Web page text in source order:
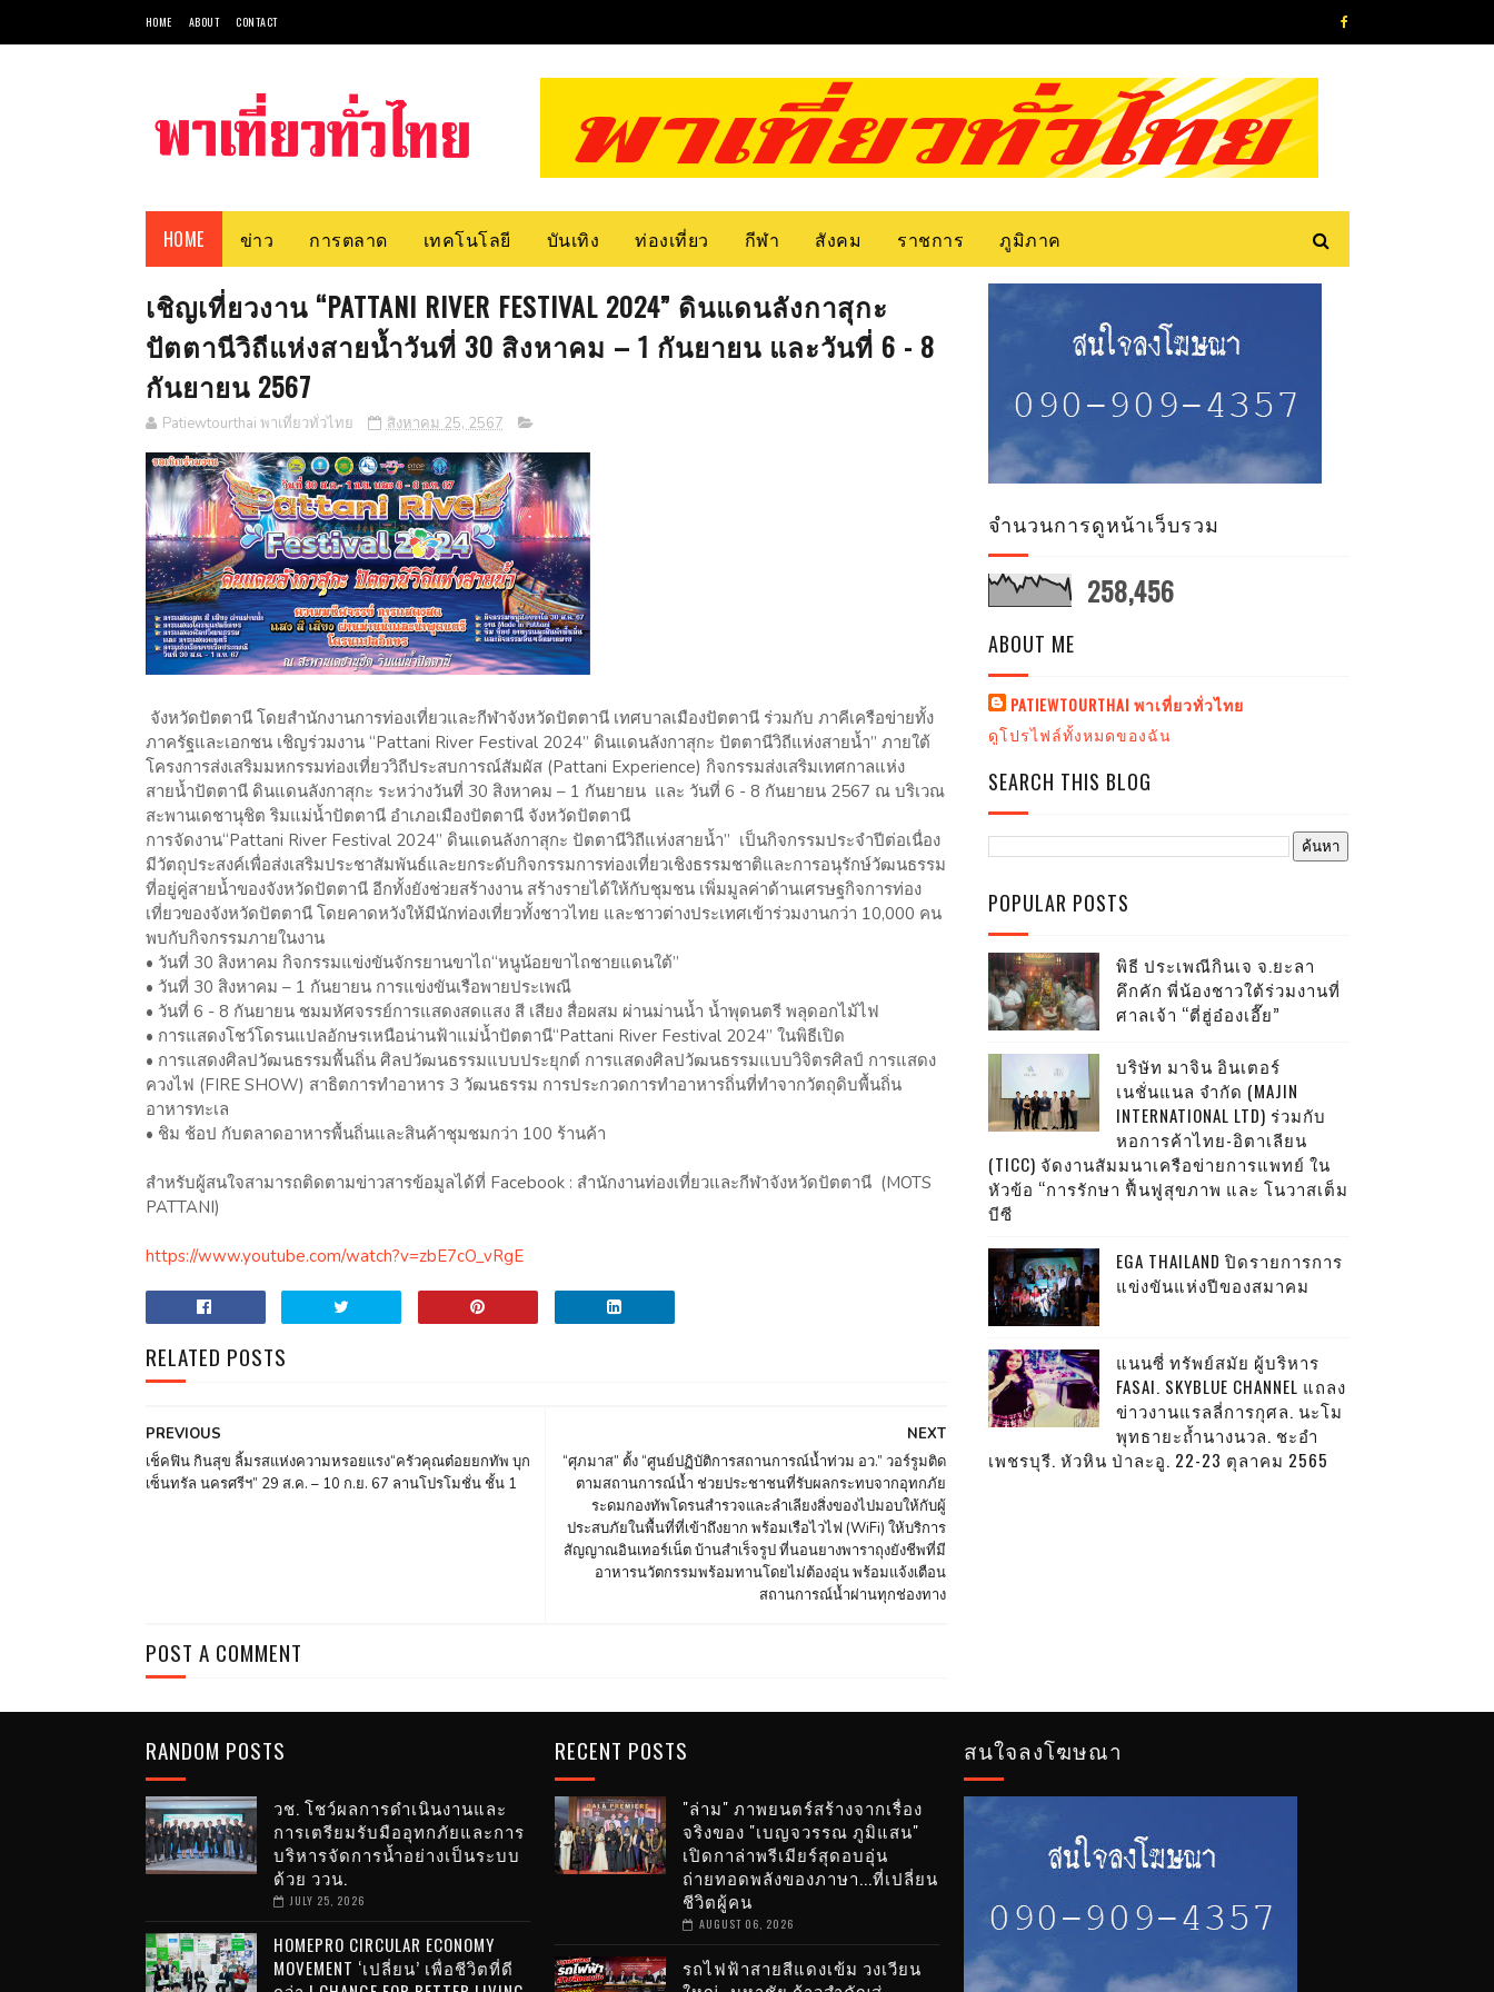
HOME ABOUT CONTACT
HOME ข่าว การตลาด เทคโนโลยี บันเทิง ท่องเที่ยว กีฬา สังคม ราชการ ภูมิภาค
เชิญเที่ยวงาน “PATTANI RIVER FESTIVAL 2024” ดินแดนลังกาสุกะ
ปัตตานีวิถีแห่งสายน้ำวันที่ 30 สิงหาคม – 1 กันยายน และวันที่ 6 - 8
กันยายน 2567
Patiewtourthai พาเที่ยวทั่วไทย สิงหาคม 25, 2567
จังหวัดปัตตานี โดยสำนักงานการท่องเที่ยวและกีฬาจังหวัดปัตตานี เทศบาลเมืองปัตตานี ร่วมกับ ภาคีเครือข่ายทั้ง
ภาครัฐและเอกชน เชิญร่วมงาน “Pattani River Festival 2024” ดินแดนลังกาสุกะ ปัตตานีวิถีแห่งสายน้ำ” ภายใต้
โครงการส่งเสริมมหกรรมท่องเที่ยววิถีประสบการณ์สัมผัส (Pattani Experience) กิจกรรมส่งเสริมเทศกาลแห่ง
สายน้ำปัตตานี ดินแดนลังกาสุกะ ระหว่างวันที่ 30 สิงหาคม – 1 กันยายน และ วันที่ 6 - 8 กันยายน 2567 ณ บริเวณ
สะพานเดชานุชิต ริมแม่น้ำปัตตานี อำเภอเมืองปัตตานี จังหวัดปัตตานี
การจัดงาน“Pattani River Festival 2024” ดินแดนลังกาสุกะ ปัตตานีวิถีแห่งสายน้ำ” เป็นกิจกรรมประจำปีต่อเนื่อง
มีวัตถุประสงค์เพื่อส่งเสริมประชาสัมพันธ์และยกระดับกิจกรรมการท่องเที่ยวเชิงธรรมชาติและการอนุรักษ์วัฒนธรรม
ที่อยู่คู่สายน้ำของจังหวัดปัตตานี อีกทั้งยังช่วยสร้างงาน สร้างรายได้ให้กับชุมชน เพิ่มมูลค่าด้านเศรษฐกิจการท่อง
เที่ยวของจังหวัดปัตตานี โดยคาดหวังให้มีนักท่องเที่ยวทั้งชาวไทย และชาวต่างประเทศเข้าร่วมงานกว่า 10,000 คน
พบกับกิจกรรมภายในงาน
• วันที่ 30 สิงหาคม กิจกรรมแข่งขันจักรยานขาไถ“หนูน้อยขาไถชายแดนใต้”
• วันที่ 30 สิงหาคม – 1 กันยายน การแข่งขันเรือพายประเพณี
• วันที่ 6 - 8 กันยายน ชมมหัศจรรย์การแสดงสดแสง สี เสียง สื่อผสม ผ่านม่านน้ำ น้ำพุดนตรี พลุดอกไม้ไฟ
• การแสดงโชว์โดรนแปลอักษรเหนือน่านฟ้าแม่น้ำปัตตานี“Pattani River Festival 2024” ในพิธีเปิด
• การแสดงศิลปวัฒนธรรมพื้นถิ่น ศิลปวัฒนธรรมแบบประยุกต์ การแสดงศิลปวัฒนธรรมแบบวิจิตรศิลป์ การแสดง
ควงไฟ (FIRE SHOW) สาธิตการทำอาหาร 3 วัฒนธรรม การประกวดการทำอาหารถิ่นที่ทำจากวัตถุดิบพื้นถิ่น
อาหารทะเล
• ชิม ช้อป กับตลาดอาหารพื้นถิ่นและสินค้าชุมชมกว่า 100 ร้านค้า
สำหรับผู้สนใจสามารถติดตามข่าวสารข้อมูลได้ที่ Facebook : สำนักงานท่องเที่ยวและกีฬาจังหวัดปัตตานี (MOTS
PATTANI)
https://www.youtube.com/watch?v=zbE7cO_vRgE
RELATED POSTS
NEXT
“ศุภมาส” ตั้ง “ศูนย์ปฏิบัติการสถานการณ์น้ำท่วม อว.” วอร์รูมติด
ตามสถานการณ์น้ำ ช่วยประชาชนที่รับผลกระทบจากอุทกภัย
ระดมกองทัพโดรนสำรวจและลำเลียงสิ่งของไปมอบให้กับผู้
ประสบภัยในพื้นที่ที่เข้าถึงยาก พร้อมเรือไวไฟ (WiFi) ให้บริการ
สัญญาณอินเทอร์เน็ต บ้านสำเร็จรูป ที่นอนยางพาราถุงยังชีพที่มี
อาหารนวัตกรรมพร้อมทานโดยไม่ต้องอุ่น พร้อมแจ้งเตือน
สถานการณ์น้ำผ่านทุกช่องทาง
PREVIOUS
เช็คฟิน กินสุข ลิ้มรสแห่งความหรอยแรง“ครัวคุณต๋อยยกทัพ บุก
เซ็นทรัล นครศรีฯ” 29 ส.ค. – 10 ก.ย. 67 ลานโปรโมชั่น ชั้น 1
POST A COMMENT
จำนวนการดูหน้าเว็บรวม
258,456
ABOUT ME
PATIEWTOURTHAI พาเที่ยวทั่วไทย
ดูโปรไฟล์ทั้งหมดของฉัน
SEARCH THIS BLOG
POPULAR POSTS
พิธี ประเพณีกินเจ จ.ยะลา
คึกคัก พี่น้องชาวใต้ร่วมงานที่
ศาลเจ้า “ตี่ฮู่อ๋องเอี๊ย”
บริษัท มาจิน อินเตอร์
เนชั่นแนล จำกัด (MAJIN
INTERNATIONAL LTD) ร่วมกับ
หอการค้าไทย-อิตาเลียน
(TICC) จัดงานสัมมนาเครือข่ายการแพทย์ ใน
หัวข้อ “การรักษา ฟื้นฟูสุขภาพ และ โนวาสเต็ม
บีซี
EGA THAILAND ปิดรายการการ
แข่งขันแห่งปีของสมาคม
แนนซี่ ทรัพย์สมัย ผู้บริหาร
FASAI. SKYBLUE CHANNEL แถลง
ข่าวงานแรลลี่การกุศล. นะโม
พุทธายะถ้ำนางนวล. ชะอำ
เพชรบุรี. หัวหิน ป่าละอู. 22-23 ตุลาคม 2565
RANDOM POSTS
วช. โชว์ผลการดำเนินงานและ
การเตรียมรับมืออุทกภัยและการ
บริหารจัดการน้ำอย่างเป็นระบบ
ด้วย ววน.
JULY 25, 2026
HOMEPRO CIRCULAR ECONOMY
MOVEMENT ‘เปลี่ยน’ เพื่อชีวิตที่ดี
RECENT POSTS
"ล่าม" ภาพยนตร์สร้างจากเรื่อง
จริงของ "เบญจวรรณ ภูมิแสน"
เปิดกาล่าพรีเมียร์สุดอบอุ่น
ถ่ายทอดพลังของภาษา...ที่เปลี่ยน
ชีวิตผู้คน
AUGUST 06, 2026
รถไฟฟ้าสายสีแดงเข้ม วงเวียน
สนใจลงโฆษณา